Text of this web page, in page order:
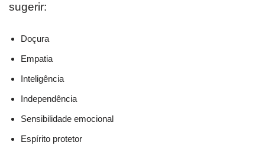
sugerir:
Doçura
Empatia
Inteligência
Independência
Sensibilidade emocional
Espírito protetor